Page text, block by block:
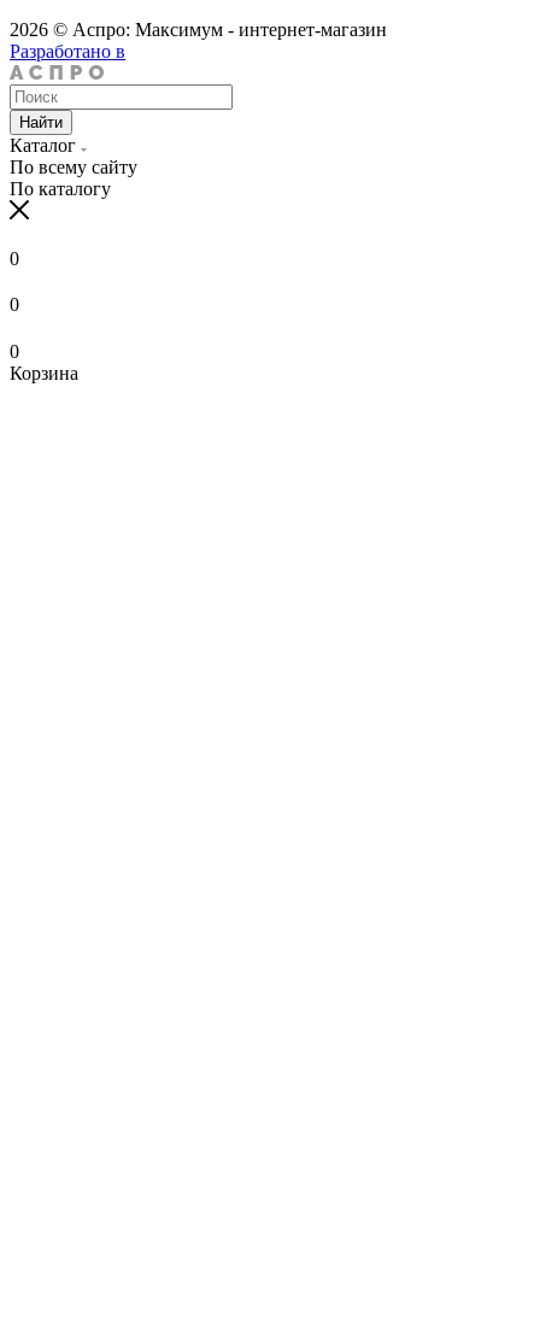
2026 © Аспро: Максимум - интернет-магазин
Разработано в
Найти
Каталог
По всему сайту
По каталогу
0
0
0
Корзина